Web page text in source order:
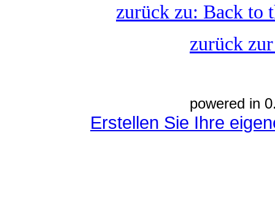
zurück zu: Back to
zurück
powered in
Erstellen Sie Ihre